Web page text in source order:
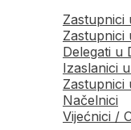
Zastupnici
Zastupnici
Delegati u
Izaslanici
Zastupnici
Načelnici
Vijećnici /